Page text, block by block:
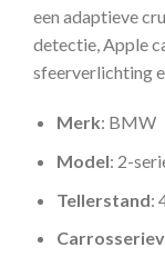
een adaptieve
detectie, Apple
sfeerverlichting
Merk: BMW
Model: 2-
Tellerstand: